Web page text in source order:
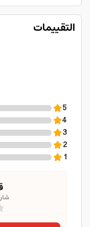
التقييمات
5
4
3
2
1